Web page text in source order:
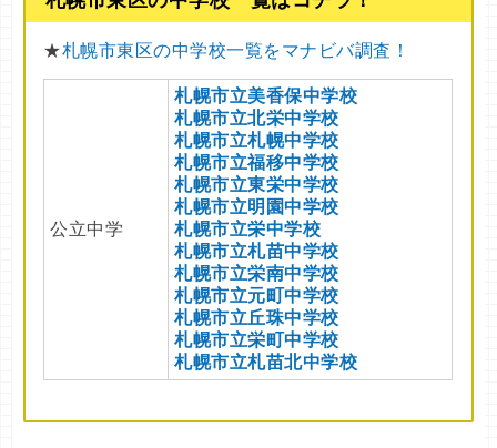
★札幌市東区の中学校一覧をマナビバ調査！
公立中学
札幌市立美香保中学校
札幌市立北栄中学校
札幌市立札幌中学校
札幌市立福移中学校
札幌市立東栄中学校
札幌市立明園中学校
札幌市立栄中学校
札幌市立札苗中学校
札幌市立栄南中学校
札幌市立元町中学校
札幌市立丘珠中学校
札幌市立栄町中学校
札幌市立札苗北中学校